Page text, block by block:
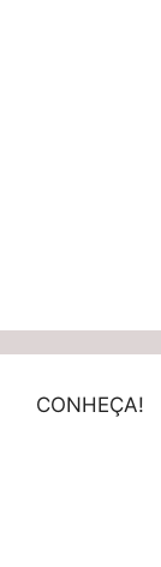
CONHEÇA!